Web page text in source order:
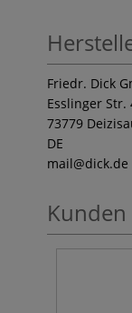
Friedr. Dick
Esslinger Str.
73779
DE
mail@dick.de